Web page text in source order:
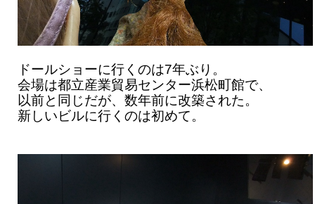
ドールショーに行くのは7年ぶり。
会場は都立産業貿易センター浜松町館で、
以前と同じだが、数年前に改築された。
新しいビルに行くのは初めて。